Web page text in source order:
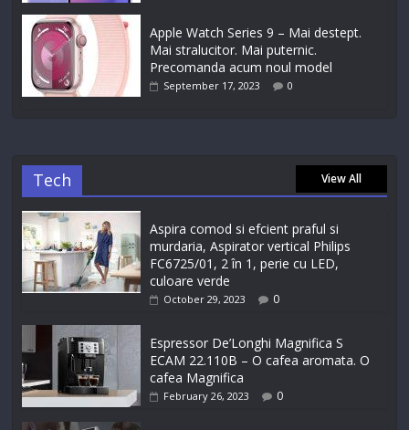
Apple Watch Series 9 – Mai destept.
Mai stralucitor. Mai puternic.
Precomanda acum noul model
September 17, 2023 0
Tech View All
Aspira comod si efcient praful si
murdaria, Aspirator vertical Philips
FC6725/01, 2 în 1, perie cu LED,
culoare verde
October 29, 2023 0
Espressor De’Longhi Magnifica S
ECAM 22.110B – O cafea aromata. O
cafea Magnifica
February 26, 2023 0